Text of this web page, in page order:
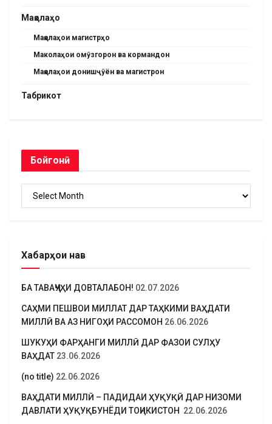
Мақолаҳо
Мақолаҳои магистрҳо
Маколаҳои омӯзгорон ва кормандон
Мақолаҳои донишҷӯён ва магистрон
Табрикот
Бойгонӣ
Хабарҳои нав
БА ТАВАҶҶУҲИ ДОВТАЛАБОН! 02.07.2026
САҲМИ ПЕШВОИ МИЛЛАТ ДАР ТАҲКИМИ ВАҲДАТИ
МИЛЛӢ ВА АЗ НИГОҲИ РАССОМОН 26.06.2026
ШУКУҲИ ФАРҲАНГИ МИЛЛӢ ДАР ФАЗОИ СУЛҲУ
ВАҲДАТ 23.06.2026
(no title) 22.06.2026
ВАҲДАТИ МИЛЛӢ – ПАДИДАИ ҲУҚУҚӢ ДАР НИЗОМИ
ДАВЛАТИ ҲУҚУҚБУНЁДИ ТОҶИКИСТОН 22.06.2026